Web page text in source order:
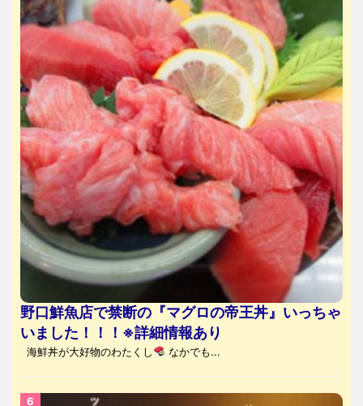
野口鮮魚店で禁断の『マグロの帝王丼』いっちゃ
いました！！！※詳細情報あり
海鮮丼が大好物のわたくし なかでも...